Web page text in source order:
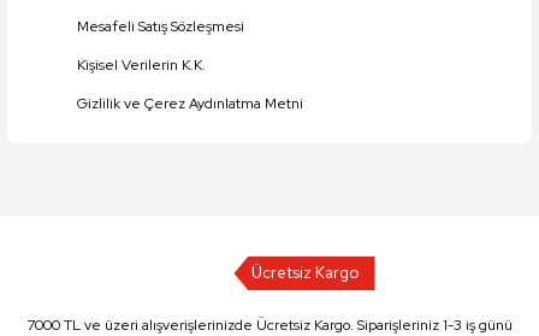
Mesafeli Satış Sözleşmesi
Kişisel Verilerin K.K.
Gizlilik ve Çerez Aydınlatma Metni
Ücretsiz Kargo
7000 TL ve üzeri alışverişlerinizde Ücretsiz Kargo. Siparişleriniz 1-3 iş günü